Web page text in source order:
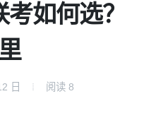
如何选？
日 阅读 8